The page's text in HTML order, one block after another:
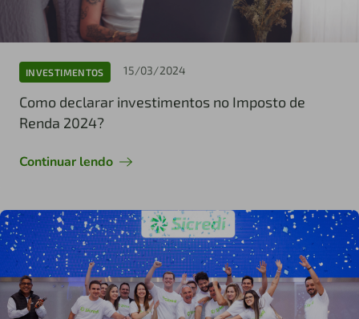
INVESTIMENTOS 15/03/2024
Como declarar investimentos no Imposto de
Renda 2024?
Continuar lendo